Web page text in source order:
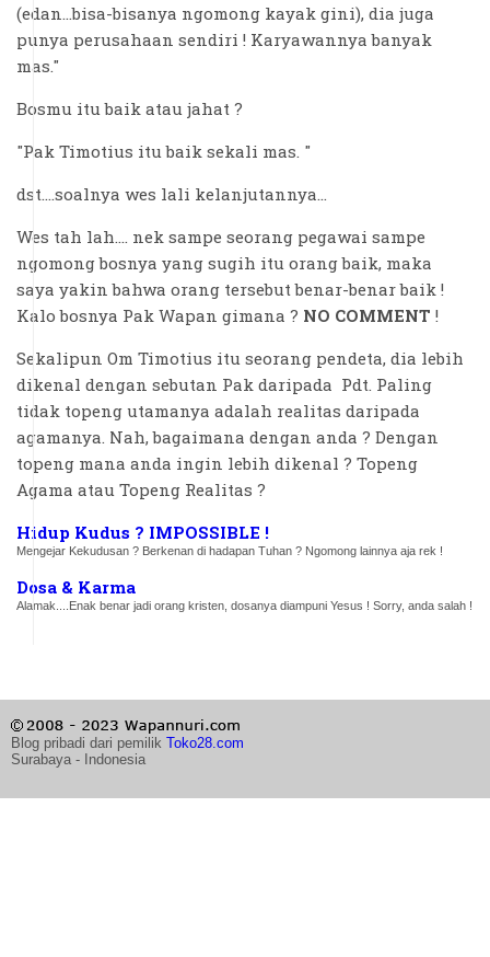
(edan...bisa-bisanya ngomong kayak gini), dia juga
punya perusahaan sendiri ! Karyawannya banyak
mas."
Bosmu itu baik atau jahat ?
"Pak Timotius itu baik sekali mas. "
dst....soalnya wes lali kelanjutannya...
Wes tah lah.... nek sampe seorang pegawai sampe
ngomong bosnya yang sugih itu orang baik, maka
saya yakin bahwa orang tersebut benar-benar baik !
Kalo bosnya Pak Wapan gimana ? NO COMMENT !
Sekalipun Om Timotius itu seorang pendeta, dia lebih
dikenal dengan sebutan Pak daripada Pdt. Paling
tidak topeng utamanya adalah realitas daripada
agamanya. Nah, bagaimana dengan anda ? Dengan
topeng mana anda ingin lebih dikenal ? Topeng
Agama atau Topeng Realitas ?
Hidup Kudus ? IMPOSSIBLE !
Mengejar Kekudusan ? Berkenan di hadapan Tuhan ? Ngomong lainnya aja rek !
Dosa & Karma
Alamak....Enak benar jadi orang kristen, dosanya diampuni Yesus ! Sorry, anda salah !
Blog pribadi dari pemilik Toko28.com
Surabaya - Indonesia